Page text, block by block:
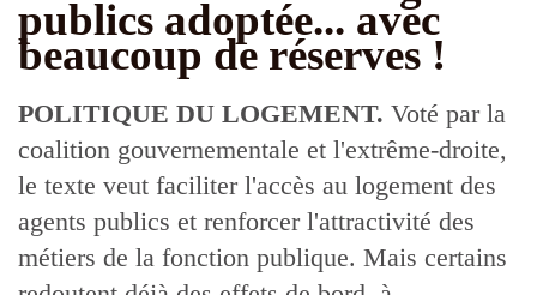
publics adoptée... avec
beaucoup de réserves !
POLITIQUE DU LOGEMENT. Voté par la
coalition gouvernementale et l'extrême-droite,
le texte veut faciliter l'accès au logement des
agents publics et renforcer l'attractivité des
métiers de la fonction publique. Mais certains